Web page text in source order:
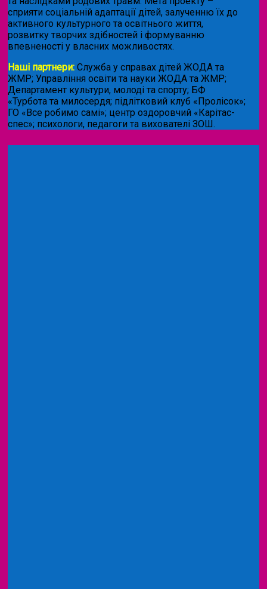
сприяти соціальній адаптації дітей, залученню їх до
активного культурного та освітнього життя,
розвитку творчих здібностей і формуванню
впевненості у власних можливостях.
Наші партнери: Служба у справах дітей ЖОДА та
ЖМР; Управління освіти та науки ЖОДА та ЖМР;
Департамент культури, молоді та спорту; БФ
«Турбота та милосердя; підлітковий клуб «Пролісок»;
ГО «Все робимо самі»; центр оздоровчий «Карітас-
спес»; психологи, педагоги та вихователі ЗОШ.